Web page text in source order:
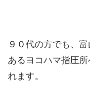
９０代の方でも、
あるヨコハマ指圧
れます。